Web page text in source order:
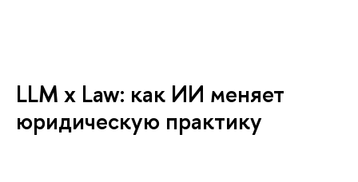
LLM x Law: как ИИ меняет
юридическую практику